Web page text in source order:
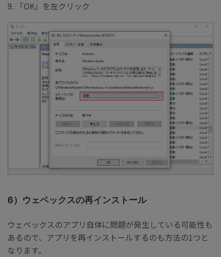
9. 「OK」を左クリック
6）ウェベックスの再インストール
ウェベックスのアプリ自体に問題が発生している可能性も
あるので、アプリを再インストールするのも方法の1つと
なります。